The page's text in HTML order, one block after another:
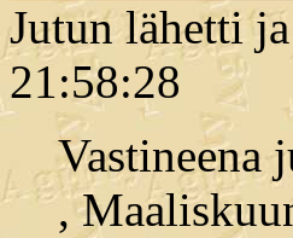
Jutun lähetti
21:58:28
Vastineena
,